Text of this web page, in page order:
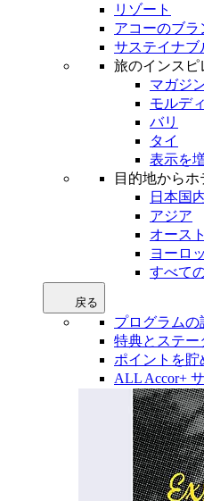
リゾート
アコーのブラ
サステイナブ
旅のインスピ
マガジ
モルデ
バリ
タイ
表示を
目的地から
日本国
アジア
オース
ヨーロ
すべて
戻る
プログラムの
特典とステー
ポイントを貯
ALL Accor+